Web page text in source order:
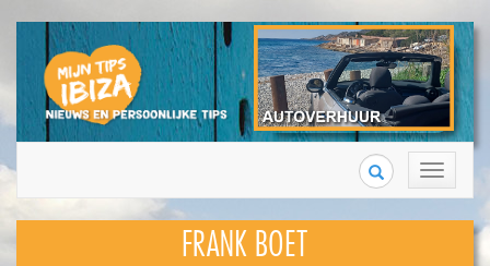
Toggle
navigation
Search
FRANK BOET